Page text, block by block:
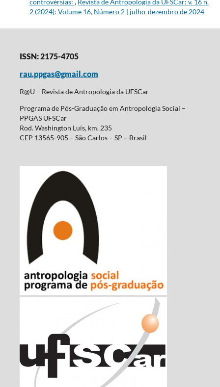
controvérsias: , Revista de Antropologia da UFSCar: v. 16 n.
2 (2024): Volume 16, Número 2 | julho-dezembro de 2024
ISSN: 2175-4705
rau.ppgas@gmail.com
R@U – Revista de Antropologia da UFSCar
Programa de Pós-Graduação em Antropologia Social –
PPGAS UFSCar
Rod. Washington Luís, km. 235
CEP 13565-905 – São Carlos – SP – Brasil